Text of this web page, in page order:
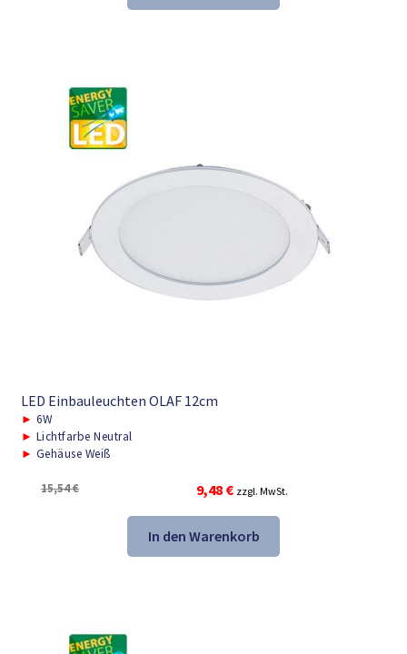
39,34 € 25,98 €.
LED Einbauleuchten OLAF 12cm
► 6W
► Lichtfarbe Neutral
► Gehäuse Weiß
15,54€
Ursprünglicher
Preis
war:
15,54 €
9,48 €Aktueller
Preis
ist:
9,48 €.
zzgl. MwSt.
In den Warenkorb